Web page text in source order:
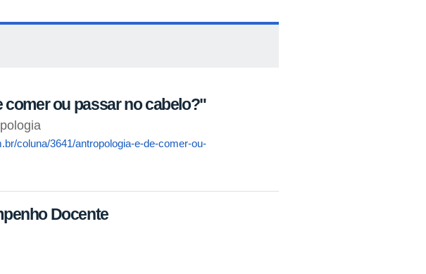
ou passar no cabelo?"
coluna/3641/antropologia-e-de-comer-ou-
Docente